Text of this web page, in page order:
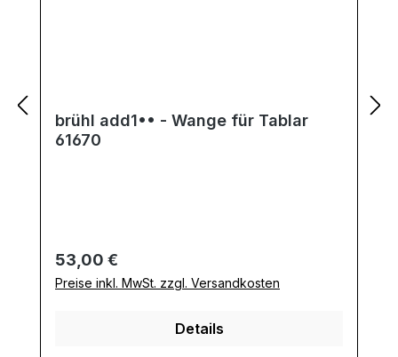
brühl add1•• - Wange für Tablar
61670
Regulärer Preis:
53,00 €
Preise inkl. MwSt. zzgl. Versandkosten
Details